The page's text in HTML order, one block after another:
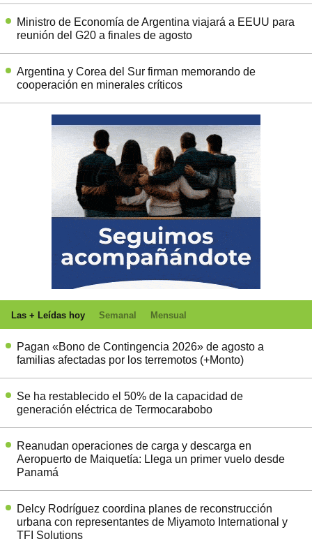
Ministro de Economía de Argentina viajará a EEUU para
reunión del G20 a finales de agosto
Argentina y Corea del Sur firman memorando de
cooperación en minerales críticos
Las + Leídas hoy Semanal Mensual
Pagan «Bono de Contingencia 2026» de agosto a
familias afectadas por los terremotos (+Monto)
Se ha restablecido el 50% de la capacidad de
generación eléctrica de Termocarabobo
Reanudan operaciones de carga y descarga en
Aeropuerto de Maiquetía: Llega un primer vuelo desde
Panamá
Delcy Rodríguez coordina planes de reconstrucción
urbana con representantes de Miyamoto International y
TFI Solutions